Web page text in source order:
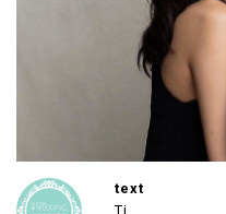
text
Ti